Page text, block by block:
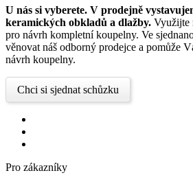
U nás si vyberete. V prodejně
keramických obkladů a dlažby. Využijte
pro návrh kompletní koupelny. Ve
věnovat náš odborný prodejce a pomůže
návrh koupelny.
Chci si sjednat schůzku
Pro zákazníky